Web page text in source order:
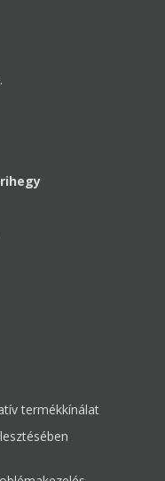
termékkínálat